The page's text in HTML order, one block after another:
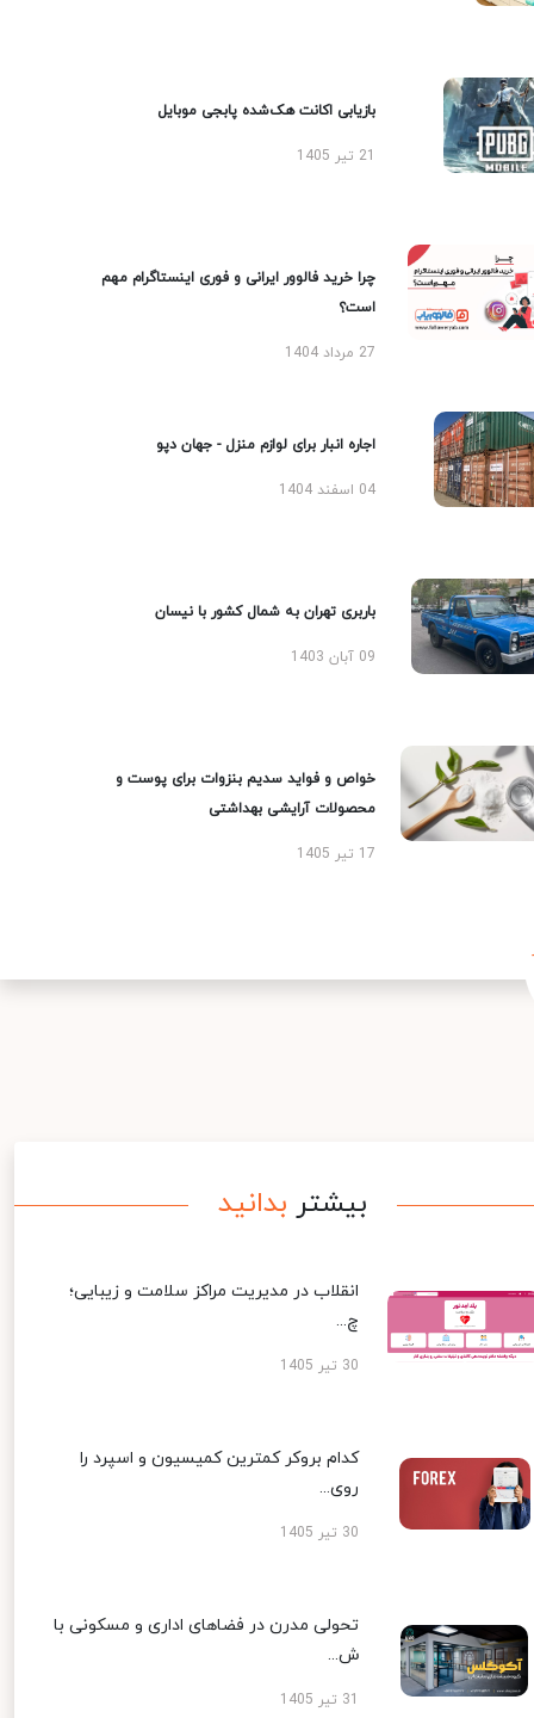
بازیابی اکانت هک‌شده پابجی موبایل
چرا خرید فالوور ایرانی و فوری اینستاگرام مهم
است؟
27 مرداد 1404
اجاره انبار برای لوازم منزل - جهان دپو
04 اسفند 1404
باربری تهران به شمال کشور با نیسان
09 آبان 1403
خواص و فواید سدیم بنزوات برای پوست و
محصولات آرایشی بهداشتی
17 تیر 1405
بیشتر بدانید
انقلاب در مدیریت مراکز سلامت و زیبایی؛
چ...
30 تیر 1405
کدام بروکر کمترین کمیسیون و اسپرد را
روی...
30 تیر 1405
تحولی مدرن در فضاهای اداری و مسکونی با
ش...